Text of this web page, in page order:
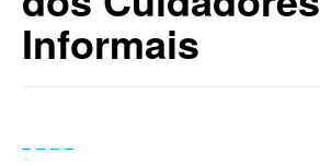
Informais